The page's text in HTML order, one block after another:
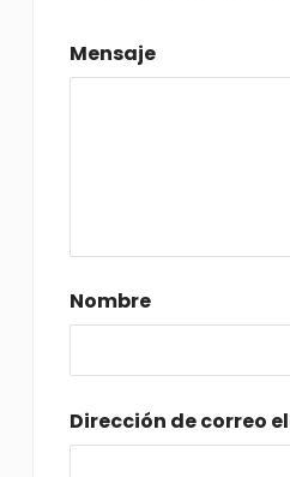
Mensaje
Nombre
Dirección de correo